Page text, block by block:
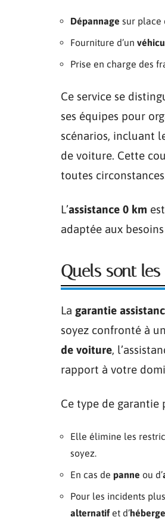
Dépannage sur place
Fourniture d’un
Prise en charge des
Ce service se
ses équipes pour
scénarios, incluant
de voiture. Cette
toutes
L’assistance 0 km
adaptée aux
Quels sont les
La garantie
soyez confronté à
de voiture,
rapport à votre
Ce type de garantie
Elle élimine les
soyez.
En cas de panne ou d’
Pour les incidents
alternatifet d’